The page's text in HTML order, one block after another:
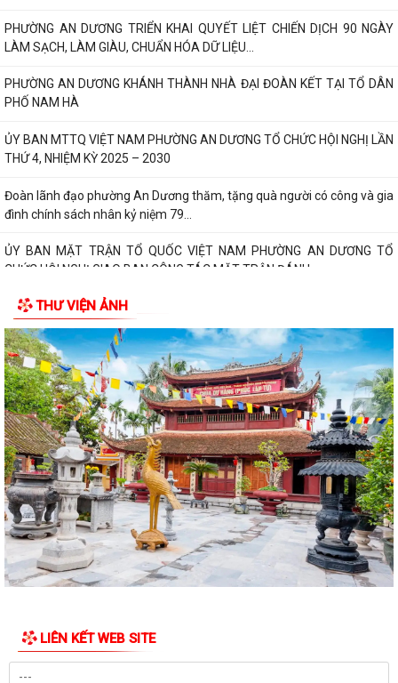
PHƯỜNG AN DƯƠNG TRIỂN KHAI QUYẾT LIỆT CHIẾN DỊCH 90 NGÀY
LÀM SẠCH, LÀM GIÀU, CHUẨN HÓA DỮ LIỆU...
PHƯỜNG AN DƯƠNG KHÁNH THÀNH NHÀ ĐẠI ĐOÀN KẾT TẠI TỔ DÂN
PHỐ NAM HÀ
ỦY BAN MTTQ VIỆT NAM PHƯỜNG AN DƯƠNG TỔ CHỨC HỘI NGHỊ LẦN
THỨ 4, NHIỆM KỲ 2025 – 2030
Đoàn lãnh đạo phường An Dương thăm, tặng quà người có công và gia
đình chính sách nhân kỷ niệm 79...
ỦY BAN MẶT TRẬN TỔ QUỐC VIỆT NAM PHƯỜNG AN DƯƠNG TỔ
CHỨC HỘI NGHỊ GIAO BAN CÔNG TÁC MẶT TRẬN ĐÁNH...
THƯ VIỆN ẢNH
LIÊN KẾT WEB SITE